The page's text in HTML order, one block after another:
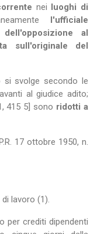
nei luoghi di
l'ufficiale
al
sull'originale del
si svolge secondo le
al giudice adito;
415 5] sono ridotti a
17 ottobre 1950, n.
lavoro (1).
per crediti dipendenti